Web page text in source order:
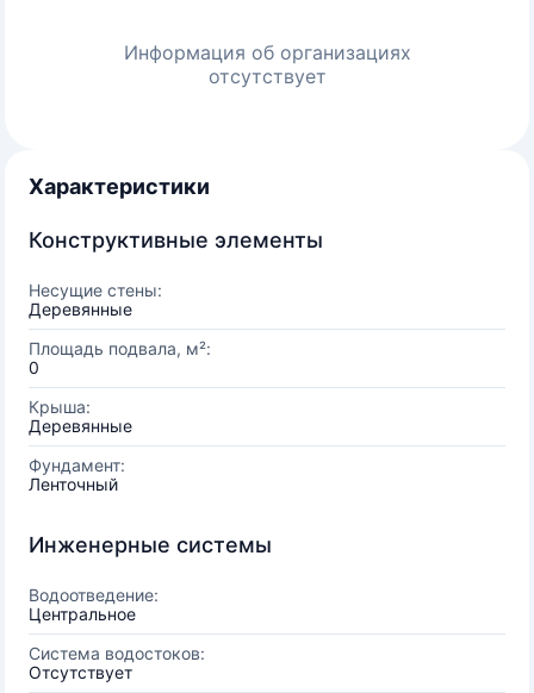
Информация об организациях
отсутствует
Характеристики
Конструктивные элементы
Несущие стены:
Деревянные
Площадь подвала, м²:
0
Крыша:
Деревянные
Фундамент:
Ленточный
Инженерные системы
Водоотведение:
Центральное
Система водостоков:
Отсутствует